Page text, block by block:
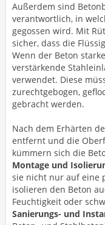
Außerdem sind
verantwortlich, in
gegossen wird. Mit
sicher, dass die
Wenn der Beton
verstärkende
verwendet. Diese
zurechtgebogen,
gebracht werden.
Nach dem Erhärten
entfernt und die
kümmern sich die
Montage und
sie nicht nur auf eine
isolieren den Beton
Feuchtigkeit oder
Sanierungs- und